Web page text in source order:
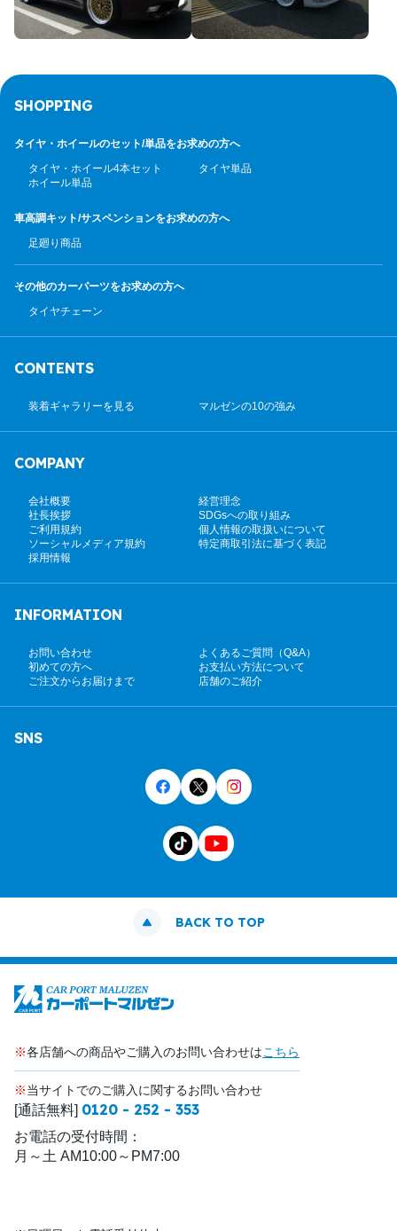
SHOPPING
タイヤ・ホイールのセット/単品をお求めの方へ
タイヤ・ホイール4本セット
タイヤ単品
ホイール単品
車高調キット/サスペンションをお求めの方へ
足廻り商品
その他のカーパーツをお求めの方へ
タイヤチェーン
CONTENTS
装着ギャラリーを見る マルゼンの10の強み
COMPANY
会社概要
経営理念
社長挨拶
SDGsへの取り組み
ご利用規約
個人情報の取扱いについて
ソーシャルメディア規約
特定商取引法に基づく表記
採用情報
INFORMATION
お問い合わせ
よくあるご質問（Q&A）
初めての方へ
お支払い方法について
ご注文からお届けまで
店舗のご紹介
SNS
BACK TO TOP
※各店舗への商品やご購入のお問い合わせはこちら
※当サイトでのご購入に関するお問い合わせ
[通話無料] 0120 - 252 - 353
お電話の受付時間：
月～土 AM10:00～PM7:00